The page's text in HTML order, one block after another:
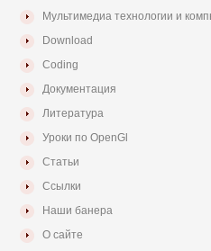
Мультимедиа технологии и
Download
Coding
Документация
Литература
Уроки по OpenGl
Статьи
Ссылки
Наши банера
О сайте